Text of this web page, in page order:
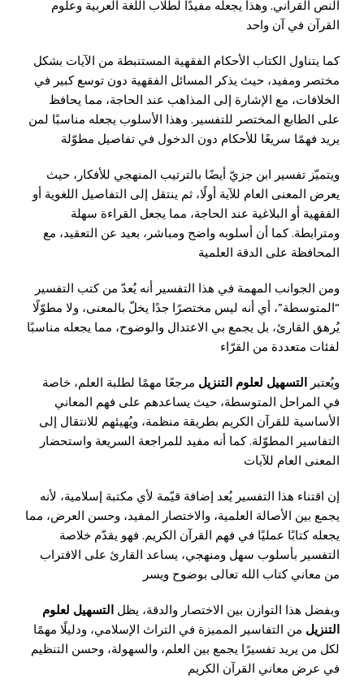
النص القرآني. وهذا يجعله مفيدًا لطلاب اللغة العربية وعلوم
القرآن في آن واحد
كما يتناول الكتاب الأحكام الفقهية المستنبطة من الآيات بشكل
مختصر ومفيد، حيث يذكر المسائل الفقهية دون توسع كبير في
الخلافات، مع الإشارة إلى المذاهب عند الحاجة، مما يحافظ
على الطابع المختصر للتفسير. وهذا الأسلوب يجعله مناسبًا لمن
يريد فهمًا سريعًا للأحكام دون الدخول في تفاصيل مطوّلة
ويتميّز تفسير ابن جزيّ أيضًا بالترتيب المنهجي للأفكار، حيث
يعرض المعنى العام للآية أولًا، ثم ينتقل إلى التفاصيل اللغوية أو
الفقهية أو البلاغية عند الحاجة، مما يجعل القراءة سهلة
ومترابطة. كما أن أسلوبه واضح ومباشر، بعيد عن التعقيد، مع
المحافظة على الدقة العلمية
ومن الجوانب المهمة في هذا التفسير أنه يُعدّ من كتب التفسير
“المتوسطة”، أي أنه ليس مختصرًا جدًا يخلّ بالمعنى، ولا مطوّلًا
يُرهق القارئ، بل يجمع بي الاعتدال والوضوح، مما يجعله مناسبًا
لفئات متعددة من القرّاء
ويُعتبر التسهيل لعلوم التنزيل مرجعًا مهمًا لطلبة العلم، خاصة
في المراحل المتوسطة، حيث يساعدهم على فهم المعاني
الأساسية للقرآن الكريم بطريقة منظمة، ويُهيئهم للانتقال إلى
التفاسير المطوّلة. كما أنه مفيد للمراجعة السريعة واستحضار
المعنى العام للآيات
إن اقتناء هذا التفسير يُعد إضافة قيّمة لأي مكتبة إسلامية، لأنه
يجمع بين الأصالة العلمية، والاختصار المفيد، وحسن العرض، مما
يجعله كتابًا عمليًا في فهم القرآن الكريم. فهو يقدّم خلاصة
التفسير بأسلوب سهل ومنهجي، يساعد القارئ على الاقتراب
من معاني كتاب الله تعالى بوضوح ويسر
وبفضل هذا التوازن بين الاختصار والدقة، يظل التسهيل لعلوم
التنزيل من التفاسير المميزة في التراث الإسلامي، ودليلًا مهمًا
لكل من يريد تفسيرًا يجمع بين العلم، والسهولة، وحسن التنظيم
في عرض معاني القرآن الكريم